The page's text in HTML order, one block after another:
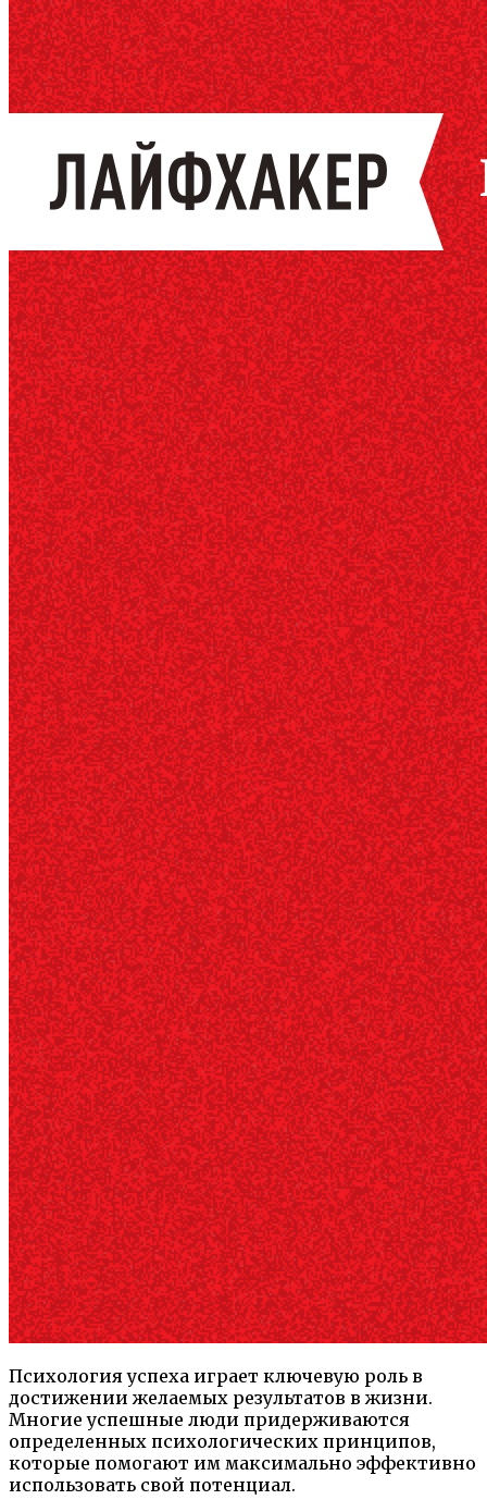
Психология успеха играет ключевую роль в
достижении желаемых результатов в жизни.
Многие успешные люди придерживаются
определенных психологических принципов,
которые помогают им максимально эффективно
использовать свой потенциал.